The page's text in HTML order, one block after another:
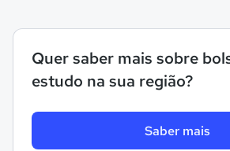
Quer saber mais sobre
estudo na sua região?
Saber mais